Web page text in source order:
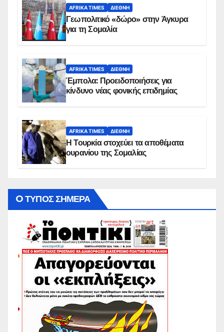
AFRIKA TIMES ΔΙΕΘΝΉ
Γεωπολιτικό «δώρο» στην Άγκυρα
για τη Σομαλία
AFRIKA TIMES ΔΙΕΘΝΉ
Έμπολα: Προειδοποιήσεις για
κίνδυνο νέας φονικής επιδημίας
AFRIKA TIMES ΔΙΕΘΝΉ
Η Τουρκία στοχεύει τα αποθέματα
ουρανίου της Σομαλίας
O ΤΥΠΟΣ ΣΗΜΕΡΑ